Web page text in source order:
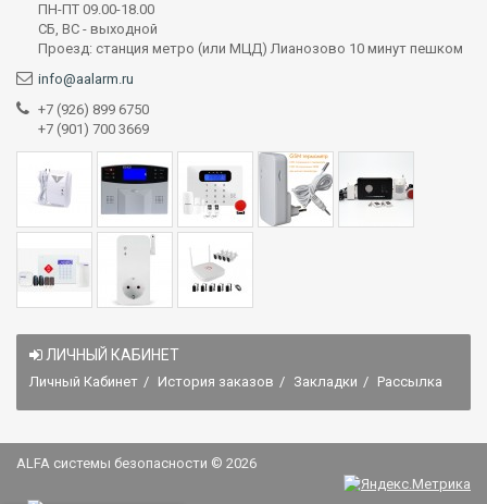
ПН-ПТ 09.00-18.00
СБ, ВС - выходной
Проезд: станция метро (или МЦД) Лианозово 10 минут пешком
info@aalarm.ru
+7 (926) 899 6750
+7 (901) 700 3669
ЛИЧНЫЙ КАБИНЕТ
Личный Кабинет История заказов Закладки Рассылка
ALFA системы безопасности © 2026